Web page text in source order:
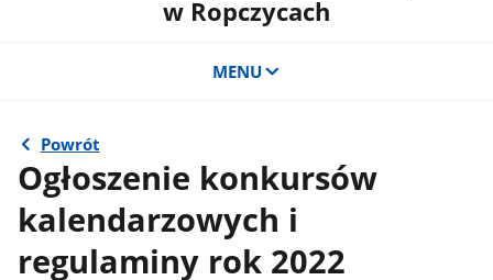
w Ropczycach
MENU
Powrót
Ogłoszenie konkursów
kalendarzowych i
regulaminy rok 2022